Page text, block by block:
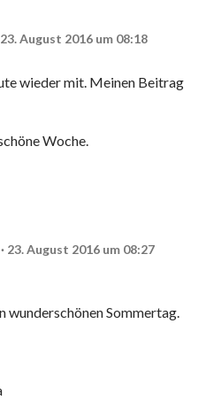
23. August 2016 um 08:18
wieder mit. Meinen Beitrag
Woche.
23. August 2016 um 08:27
wunderschönen Sommertag.